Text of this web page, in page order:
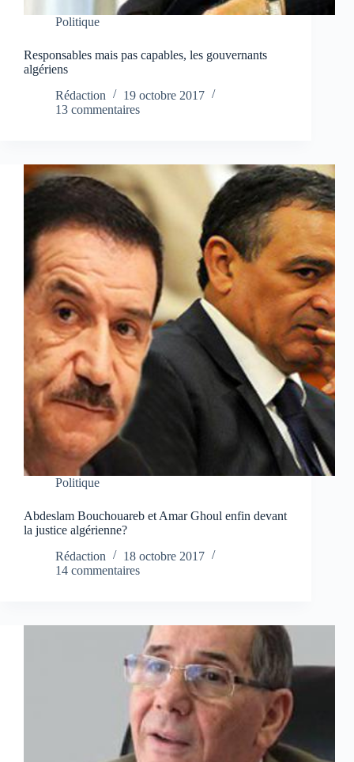
Politique
Responsables mais pas capables, les gouvernants
algériens
Rédaction
19 octobre 2017
13 commentaires
Politique
Abdeslam Bouchouareb et Amar Ghoul enfin devant
la justice algérienne?
Rédaction
18 octobre 2017
14 commentaires